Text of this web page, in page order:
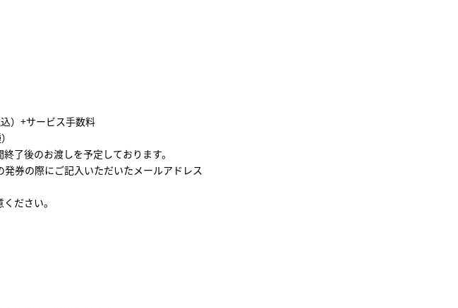
）+サービス手数料
了後のお渡しを予定しております。
券の際にご記入いただいたメールアドレス
ださい。